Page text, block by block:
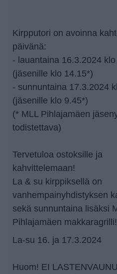
Kirpputori on avoinna
päivänä:
- lauantaina 16.3.2024
(jäsenille klo 14.15*)
- sunnuntaina 17.3.2024
(jäsenille klo 9.45*)
(* MLL Pihlajamäen
todistettava)
Tervetuloa ostoksille ja
kahvittelemaan!
La & su kirppiksellä on
vanhempainyhdistyksen
sekä sunnuntaina lisäksi
Pihlajamäen makkaragrilli!
La-su 16. ja 17.3.2024
Huom! EI